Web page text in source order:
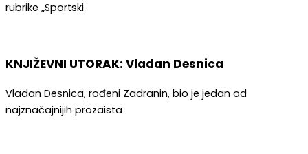
rubrike „Sportski
KNJIŽEVNI UTORAK: Vladan Desnica
Vladan Desnica, rođeni Zadranin, bio je jedan od
najznačajnijih prozaista